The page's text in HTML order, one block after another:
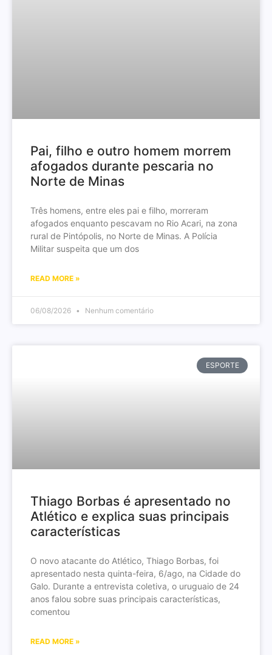
Pai, filho e outro homem morrem
afogados durante pescaria no
Norte de Minas
Três homens, entre eles pai e filho, morreram
afogados enquanto pescavam no Rio Acari, na zona
rural de Pintópolis, no Norte de Minas. A Polícia
Militar suspeita que um dos
READ MORE »
06/08/2026 Nenhum comentário
ESPORTE
Thiago Borbas é apresentado no
Atlético e explica suas principais
características
O novo atacante do Atlético, Thiago Borbas, foi
apresentado nesta quinta-feira, 6/ago, na Cidade do
Galo. Durante a entrevista coletiva, o uruguaio de 24
anos falou sobre suas principais características,
comentou
READ MORE »